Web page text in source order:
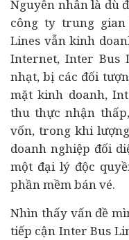
Nguyên nhân là dù
công ty trung
Lines vẫn kinh
Internet, Inter Bus
nhạt, bị các đối
mặt kinh doanh,
thu thực nhận
vốn, trong khi
doanh nghiệp đối
một đại lý độc
phần mềm bán vé.
Nhìn thấy vấn đề
tiếp cận Inter Bus